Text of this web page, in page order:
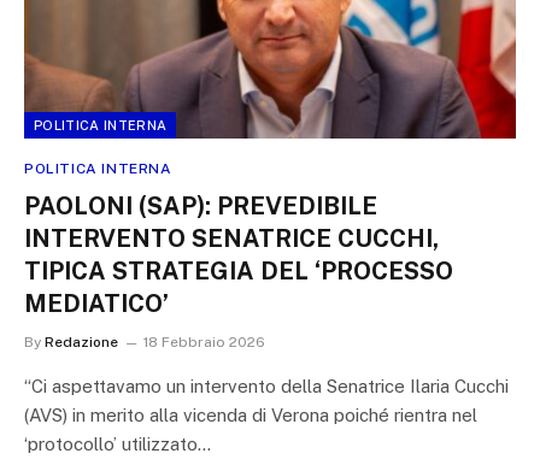
POLITICA INTERNA
POLITICA INTERNA
PAOLONI (SAP): PREVEDIBILE
INTERVENTO SENATRICE CUCCHI,
TIPICA STRATEGIA DEL ‘PROCESSO
MEDIATICO’
By Redazione 18 Febbraio 2026
“Ci aspettavamo un intervento della Senatrice Ilaria Cucchi
(AVS) in merito alla vicenda di Verona poiché rientra nel
‘protocollo’ utilizzato…